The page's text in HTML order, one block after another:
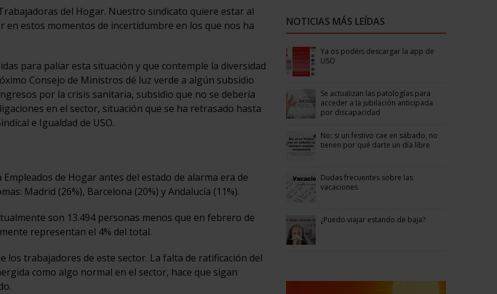
del Hogar. Nuestro sindicato quiere estar al
en estos momentos de incertidumbre en los que nos ha
para paliar esta situación y que contemple la diversidad
Consejo de Ministros dé luz verde a algún subsidio
por la crisis sanitaria, subsidio que no se debería
en el sector, situación que se ha retrasado hasta
e Igualdad de USO.
de Hogar antes del estado de alarma era de
Madrid (26%), Barcelona (20%) y Andalucía (11%).
son 13.494 personas menos que en febrero de
representan el 4% del total.
los trabajadores de este sector. La falta de ratificación del
como algo normal en el sector, hace que sigan
NOTICIAS MÁS LEÍDAS
Ya os podéis descargar la app de
USO
Se actualizan las patologías para
acceder a la jubilación anticipada
por discapacidad
No: si un festivo cae en sábado, no
tienen por qué darte un día libre
Dudas frecuentes sobre las
vacaciones
¿Puedo viajar estando de baja?